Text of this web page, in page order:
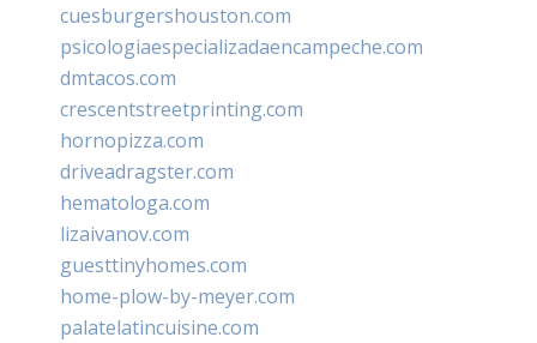
cuesburgershouston.com
psicologiaespecializadaencampeche.com
dmtacos.com
crescentstreetprinting.com
hornopizza.com
driveadragster.com
hematologa.com
lizaivanov.com
guesttinyhomes.com
home-plow-by-meyer.com
palatelatincuisine.com